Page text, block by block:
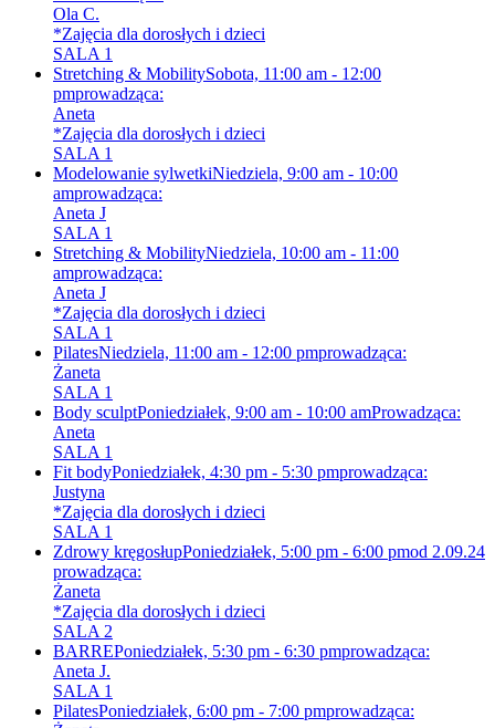
Ola C.
*Zajęcia dla dorosłych i dzieci
SALA 1
Stretching & MobilitySobota, 11:00 am - 12:00
pmprowadząca:
Aneta
*Zajęcia dla dorosłych i dzieci
SALA 1
Modelowanie sylwetkiNiedziela, 9:00 am - 10:00
amprowadząca:
Aneta J
SALA 1
Stretching & MobilityNiedziela, 10:00 am - 11:00
amprowadząca:
Aneta J
*Zajęcia dla dorosłych i dzieci
SALA 1
PilatesNiedziela, 11:00 am - 12:00 pmprowadząca:
Żaneta
SALA 1
Body sculptPoniedziałek, 9:00 am - 10:00 amProwadząca:
Aneta
SALA 1
Fit bodyPoniedziałek, 4:30 pm - 5:30 pmprowadząca:
Justyna
*Zajęcia dla dorosłych i dzieci
SALA 1
Zdrowy kręgosłupPoniedziałek, 5:00 pm - 6:00 pmod 2.09.24
prowadząca:
Żaneta
*Zajęcia dla dorosłych i dzieci
SALA 2
BARREPoniedziałek, 5:30 pm - 6:30 pmprowadząca:
Aneta J.
SALA 1
PilatesPoniedziałek, 6:00 pm - 7:00 pmprowadząca: